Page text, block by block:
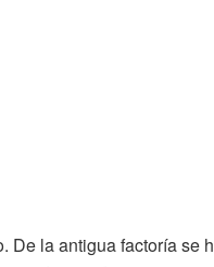
De la antigua factoría se